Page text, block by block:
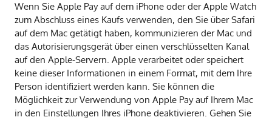
Wenn Sie Apple Pay auf dem iPhone oder der Apple Watch
zum Abschluss eines Kaufs verwenden, den Sie über Safari
auf dem Mac getätigt haben, kommunizieren der Mac und
das Autorisierungsgerät über einen verschlüsselten Kanal
auf den Apple-Servern. Apple verarbeitet oder speichert
keine dieser Informationen in einem Format, mit dem Ihre
Person identifiziert werden kann. Sie können die
Möglichkeit zur Verwendung von Apple Pay auf Ihrem Mac
in den Einstellungen Ihres iPhone deaktivieren. Gehen Sie